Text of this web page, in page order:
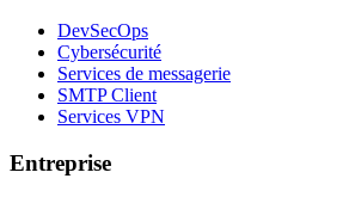
DevSecOps
Cybersécurité
Services de messagerie
SMTP Client
Services VPN
Entreprise